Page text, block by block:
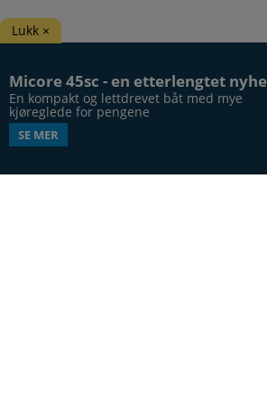
Micore 45sc - en etterlengtet
En kompakt og lettdrevet båt med mye
kjøreglede for pengene
SE MER
Lukk ×